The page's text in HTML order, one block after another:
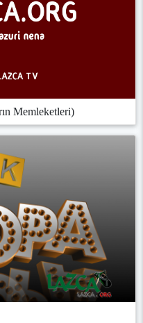
Memleketleri)